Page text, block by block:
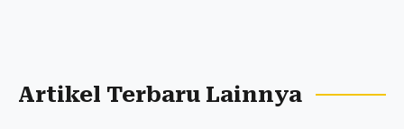
Artikel Terbaru Lainnya